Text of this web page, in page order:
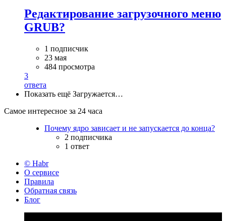
Редактирование загрузочного меню
GRUB?
1 подписчик
23 мая
484 просмотра
3
ответа
Показать ещё Загружается…
Самое интересное за 24 часа
Почему ядро зависает и не запускается до конца?
2 подписчика
1 ответ
© Habr
О сервисе
Правила
Обратная связь
Блог